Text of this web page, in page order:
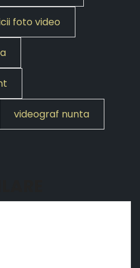
foto video
videograf nunta